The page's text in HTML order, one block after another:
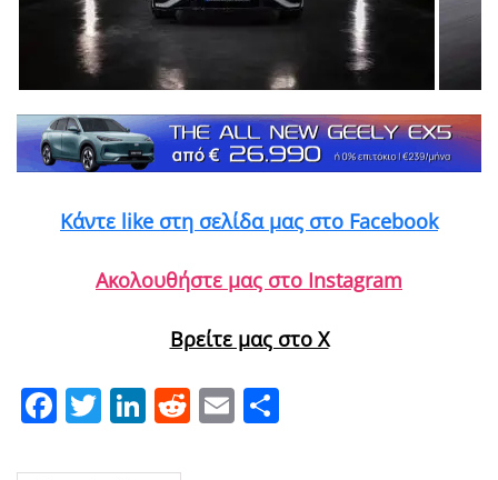
Κάντε like στη σελίδα μας στο Facebook
Ακολουθήστε μας στο Instagram
Βρείτε μας στο X
Facebook
Twitter
LinkedIn
Reddit
Email